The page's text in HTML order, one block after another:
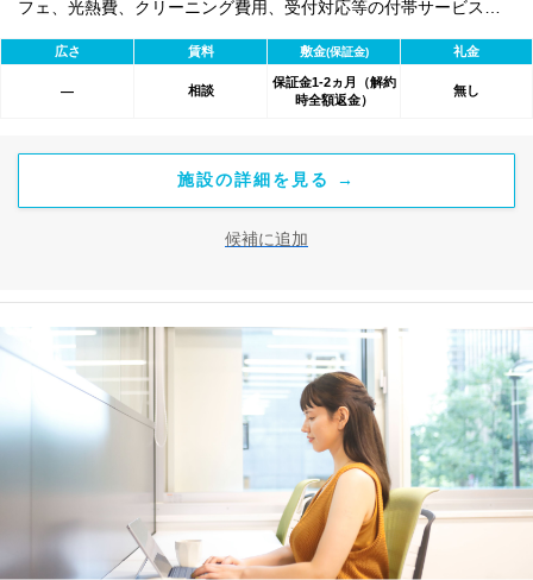
フェ、光熱費、クリーニング費用、受付対応等の付帯サービスす
べて含まれ、追加料金不要です。 また適宜キャンペーン、契約期
間による割引特典あります。
広さ 賃料 敷金(保証金) 礼金
― 相談
保証金1-2ヵ月（解約
時全額返金）
無し
施設の詳細を見る →
候補に追加